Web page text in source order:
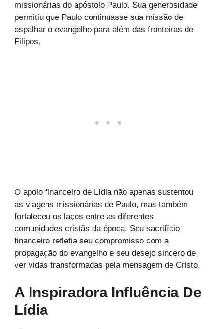
missionárias do apóstolo Paulo. Sua generosidade
permitiu que Paulo continuasse sua missão de
espalhar o evangelho para além das fronteiras de
Filipos.
O apoio financeiro de Lídia não apenas sustentou
as viagens missionárias de Paulo, mas também
fortaleceu os laços entre as diferentes
comunidades cristãs da época. Seu sacrifício
financeiro refletia seu compromisso com a
propagação do evangelho e seu desejo sincero de
ver vidas transformadas pela mensagem de Cristo.
A Inspiradora Influência De
Lídia